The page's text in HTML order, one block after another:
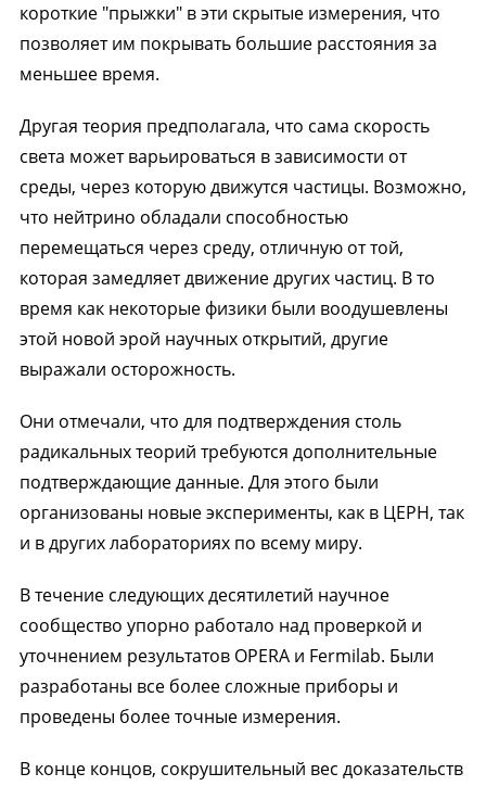
короткие "прыжки" в эти скрытые измерения, что
позволяет им покрывать большие расстояния за
меньшее время.
Другая теория предполагала, что сама скорость
света может варьироваться в зависимости от
среды, через которую движутся частицы. Возможно,
что нейтрино обладали способностью
перемещаться через среду, отличную от той,
которая замедляет движение других частиц. В то
время как некоторые физики были воодушевлены
этой новой эрой научных открытий, другие
выражали осторожность.
Они отмечали, что для подтверждения столь
радикальных теорий требуются дополнительные
подтверждающие данные. Для этого были
организованы новые эксперименты, как в ЦЕРН, так
и в других лабораториях по всему миру.
В течение следующих десятилетий научное
сообщество упорно работало над проверкой и
уточнением результатов OPERA и Fermilab. Были
разработаны все более сложные приборы и
проведены более точные измерения.
В конце концов, сокрушительный вес доказательств